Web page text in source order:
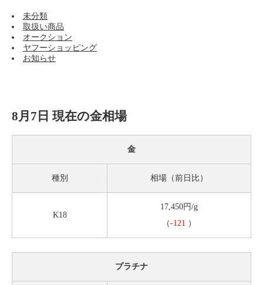
未分類
取扱い商品
オークション
ヤフーショッピング
お知らせ
8月7日 現在の金相場
金
種別 相場（前日比）
K18
17,450円/g
（-121 ）
プラチナ